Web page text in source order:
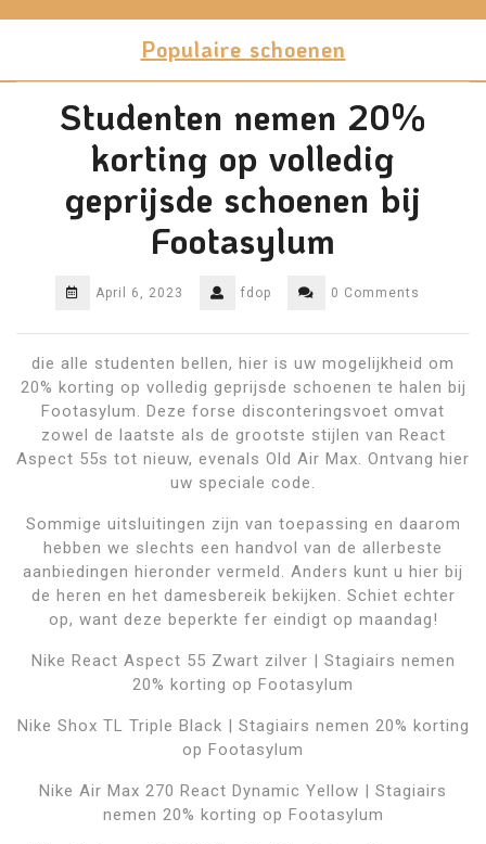
Populaire schoenen
Studenten nemen 20%
korting op volledig
geprijsde schoenen bij
Footasylum
April 6, 2023 fdop 0 Comments
die alle studenten bellen, hier is uw mogelijkheid om
20% korting op volledig geprijsde schoenen te halen bij
Footasylum. Deze forse disconteringsvoet omvat
zowel de laatste als de grootste stijlen van React
Aspect 55s tot nieuw, evenals Old Air Max. Ontvang hier
uw speciale code.
Sommige uitsluitingen zijn van toepassing en daarom
hebben we slechts een handvol van de allerbeste
aanbiedingen hieronder vermeld. Anders kunt u hier bij
de heren en het damesbereik bekijken. Schiet echter
op, want deze beperkte fer eindigt op maandag!
Nike React Aspect 55 Zwart zilver | Stagiairs nemen
20% korting op Footasylum
Nike Shox TL Triple Black | Stagiairs nemen 20% korting
op Footasylum
Nike Air Max 270 React Dynamic Yellow | Stagiairs
nemen 20% korting op Footasylum